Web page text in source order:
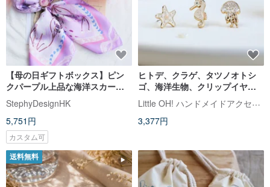
【母の日ギフトボックス】ピン
クパープル上品な海洋スカーフ
とパープルクラゲスカーフクリ
ップの高級ギフトボックス スカ
ーフ
StephyDesignHK
5,751円
カスタム可
ヒトデ、クラゲ、タツノオトシ
ゴ、海洋生物、クリップイヤリ
ング、ハンドメイドアクセサリ
ー、誕生日プレゼント、ギフト
ボックス
Little OH! ハンドメイドアクセサリー
3,377円
送料無料